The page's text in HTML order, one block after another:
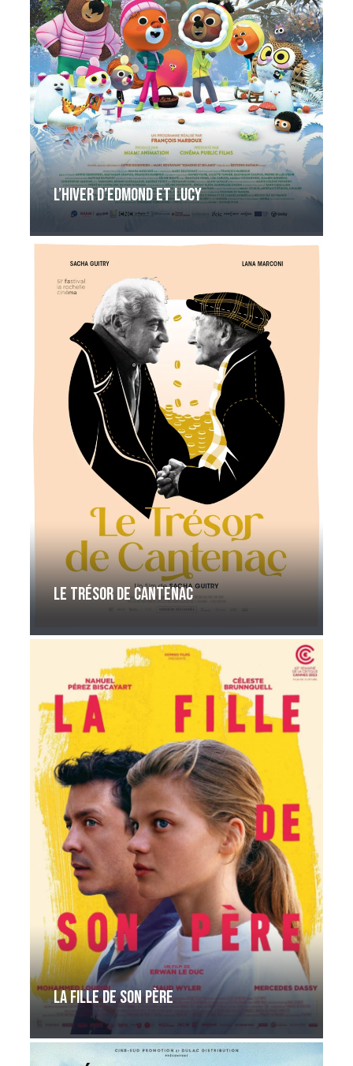
L’hiver d’Edmond et Lucy
Le Trésor de Cantenac
La fille de son père